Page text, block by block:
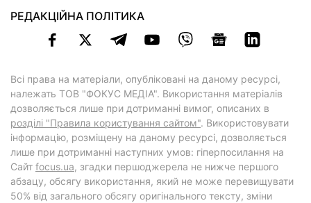
РЕДАКЦІЙНА ПОЛІТИКА
Всі права на матеріали, опубліковані на даному ресурсі,
належать ТОВ "ФОКУС МЕДІА". Використання матеріалів
дозволяється лише при дотриманні вимог, описаних в
розділі "Правила користування сайтом". Використовувати
інформацію, розміщену на даному ресурсі, дозволяється
лише при дотриманні наступних умов: гіперпосилання на
Cайт focus.ua, згадки першоджерела не нижче першого
абзацу, обсягу використання, який не може перевищувати
50% від загального обсягу оригінального тексту, зміни